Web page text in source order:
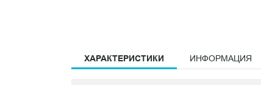
ХАРАКТЕРИСТИКИ ИНФОРМАЦИЯ